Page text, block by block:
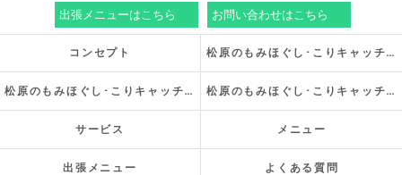
出張メニューはこちら お問い合わせはこちら
コンセプト 松原のもみほぐし･こりキャッチの口コミ情報
松原のもみほぐし･こりキャッチの評判 松原のもみほぐし･こりキャッチのお客様の声
サービス メニュー
出張メニュー よくある質問